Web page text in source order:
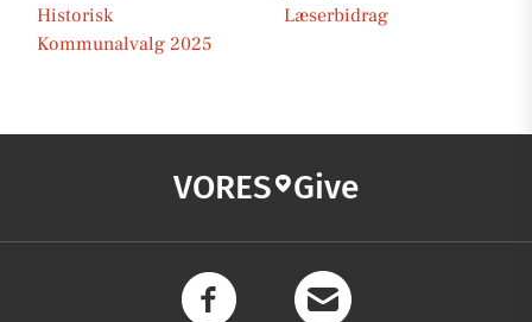
Historisk
Læserbidrag
Kommunalvalg 2025
VORES Give